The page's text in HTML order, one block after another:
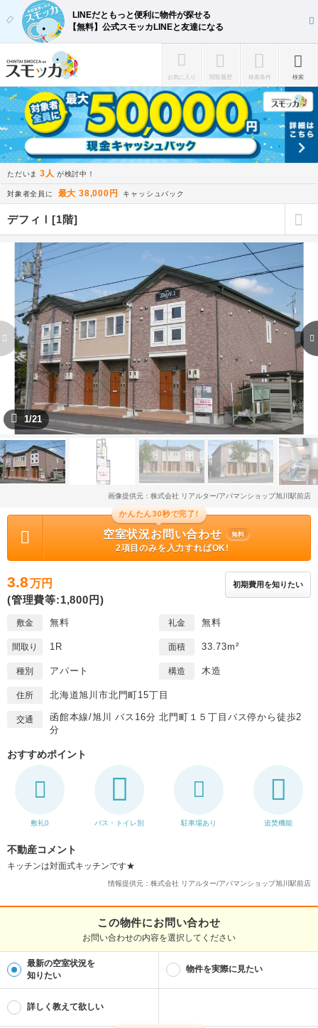
LINEだともっと便利に物件が探せる
【無料】公式スモッカLINEと友達になる
お気に入り 閲覧履歴 検索条件 検索
ただいま 3人 が検討中！
対象者全員に 最大 38,000円 キャッシュバック
デフィⅠ[1階]
1/21
画像提供元：株式会社 リアルター/アパマンショップ旭川駅前店
かんたん30秒で完了!
空室状況お問い合わせ 無料
2項目のみを入力すればOK!
3.8万円
(管理費等:1,800円)
初期費用を知りたい
敷金 無料 礼金 無料
間取り 1R 面積 33.73m²
種別 アパート 構造 木造
住所 北海道旭川市北門町15丁目
交通
函館本線/旭川 バス16分 北門町１５丁目バス停から徒歩2
分
おすすめポイント
敷礼0 バス・トイレ別 駐車場あり 追焚機能
不動産コメント
キッチンは対面式キッチンです★
情報提供元：株式会社 リアルター/アパマンショップ旭川駅前店
この物件にお問い合わせ
お問い合わせの内容を選択してください
最新の空室状況を
知りたい
物件を実際に見たい
詳しく教えて欲しい